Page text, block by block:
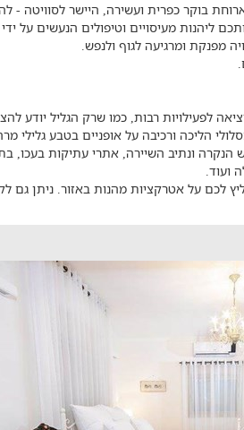
בוקר כפרית ועשירה, היישר לסוויטה -
ליהנות מעיסויים וטיפולים הנעשים על
מפנקת ומרגיעה לגוף ולנפש.
לפעילויות רבות, כמו שרק הגליל יודע
הליכה ורכיבה על אופניים בטבע גלילי
בראש הנקרה ונתיב השיירה, אתרי עתיקות
ועוד.
לכם על אטרקציות מהנות באזור. ניתן גם